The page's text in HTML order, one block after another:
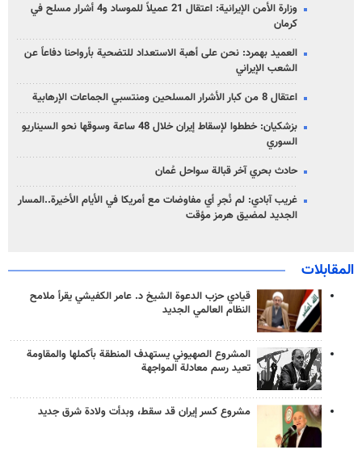
وزارة الأمن الإيرانية: اعتقال 21 عميلاً للموساد و4 أشرار مسلح في
كرمان
العميد بهمرد: نحن على أهبة الاستعداد للتضحية بأرواحنا دفاعاً عن
الشعب الإيراني
اعتقال 8 من كبار الأشرار المسلحين ومنتسبي الجماعات الإرهابية
بزشكيان: خططوا لإسقاط إيران خلال 48 ساعة وسوقها نحو السيناريو
السوري
حادث بحري آخر قبالة سواحل عُمان
غريب آبادي: لم نُجرِ أي مفاوضات مع أمريكا في الأيام الأخيرة..المسار
الجديد لمضيق هرمز مؤقت
المقابلات
قيادي حزب الدعوة الشيخ د. عامر الكفيشي يقرأ ملامح
النظام العالمي الجديد
المشروع الصهيوني يستهدف المنطقة بأكملها والمقاومة
تعيد رسم معادلة المواجهة
مشروع كسر إيران قد سقط، وبدأت ولادة شرق جديد